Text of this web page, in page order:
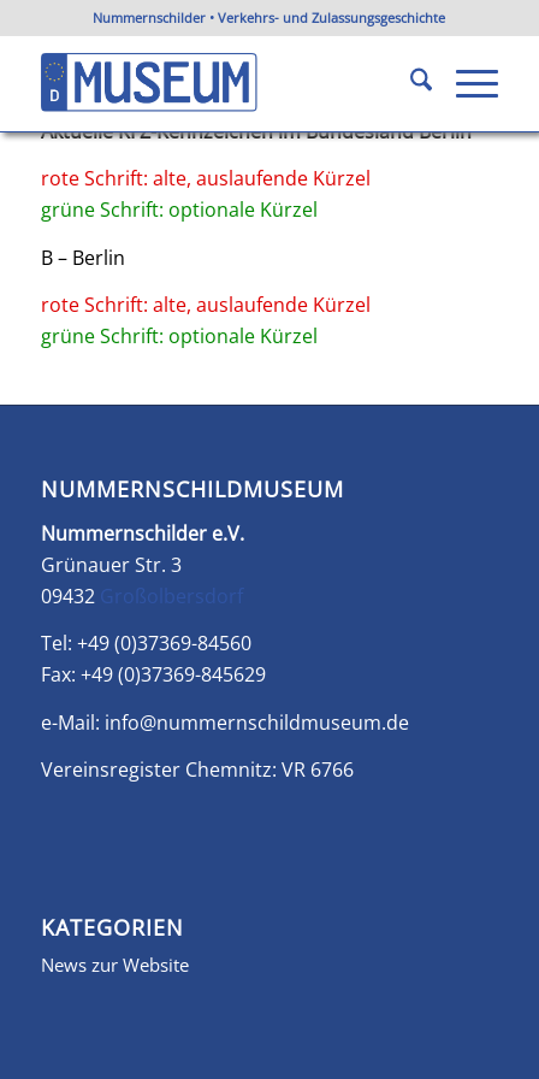
Nummernschilder • Verkehrs- und Zulassungsgeschichte
KFZ-Kennzeichen Berlin
Du bist hier: Startseite / KFZ-Kennzeichen Berlin
Aktuelle KFZ-Kennzeichen im Bundesland Berlin
rote Schrift: alte, auslaufende Kürzel
grüne Schrift: optionale Kürzel
B – Berlin
rote Schrift: alte, auslaufende Kürzel
grüne Schrift: optionale Kürzel
NUMMERNSCHILDMUSEUM
Nummernschilder e.V.
Grünauer Str. 3
09432 Großolbersdorf
Tel: +49 (0)37369-84560
Fax: +49 (0)37369-845629
e-Mail: info@nummernschildmuseum.de
Vereinsregister Chemnitz: VR 6766
KATEGORIEN
News zur Website